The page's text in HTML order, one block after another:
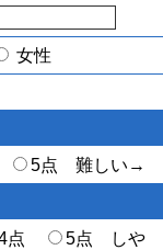
女性
5点 難しい→
点
5点 しや